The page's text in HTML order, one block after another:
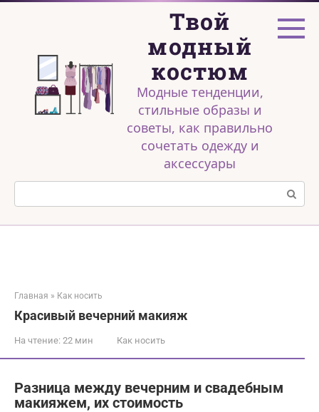
Перейти
Твой
модный
костюм
Модные тенденции,
стильные образы и
советы, как правильно
сочетать одежду и
аксессуары
Поиск:
Главная » Как носить
Красивый вечерний макияж
На чтение: 22 мин Как носить
Разница между вечерним и свадебным
макияжем, их стоимость